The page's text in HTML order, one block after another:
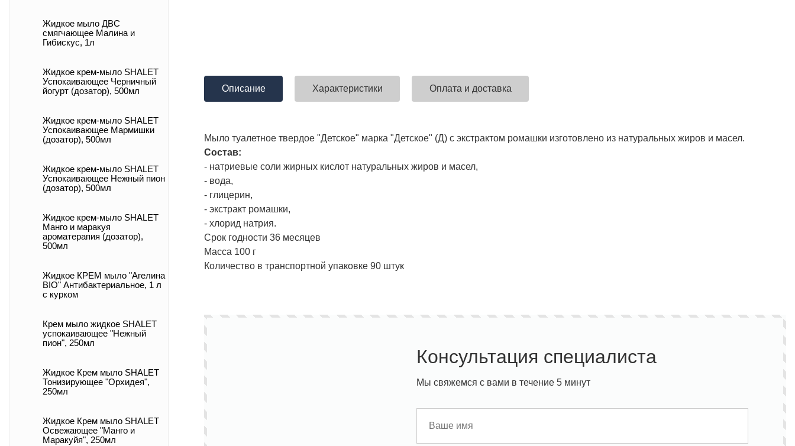
Жидкое мыло ДВС
смягчающее Малина и
Гибискус, 1л
Жидкое крем-мыло SHALET
Успокаивающее Черничный
йогурт (дозатор), 500мл
Жидкое крем-мыло SHALET
Успокаивающее Мармишки
(дозатор), 500мл
Жидкое крем-мыло SHALET
Успокаивающее Нежный пион
(дозатор), 500мл
Жидкое крем-мыло SHALET
Манго и маракуя
ароматерапия (дозатор),
500мл
Жидкое КРЕМ мыло "Агелина
BIO" Антибактериальное, 1 л
с курком
Крем мыло жидкое SHALET
успокаивающее "Нежный
пион", 250мл
Жидкое Крем мыло SHALET
Тонизирующее "Орхидея",
250мл
Жидкое Крем мыло SHALET
Освежающее "Манго и
Маракуйя", 250мл
Описание Характеристики Оплата и доставка
Мыло туалетное твердое "Детское" марка "Детское" (Д) с экстрактом ромашки изготовлено из натуральных жиров и масел.
Состав:
- натриевые соли жирных кислот натуральных жиров и масел,
- вода,
- глицерин,
- экстракт ромашки,
- хлорид натрия.
Срок годности 36 месяцев
Масса 100 г
Количество в транспортной упаковке 90 штук
Консультация специалиста
Мы свяжемся с вами в течение 5 минут